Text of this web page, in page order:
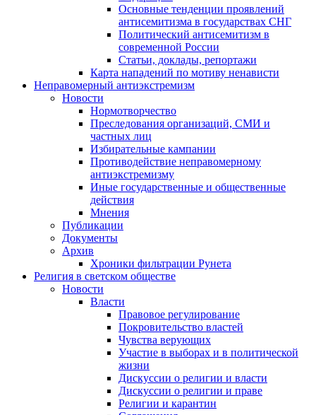
Основные тенденции проявлений
антисемитизма в государствах СНГ
Политический антисемитизм в
современной России
Статьи, доклады, репортажи
Карта нападений по мотиву ненависти
Неправомерный антиэкстремизм
Новости
Нормотворчество
Преследования организаций, СМИ и
частных лиц
Избирательные кампании
Противодействие неправомерному
антиэкстремизму
Иные государственные и общественные
действия
Мнения
Публикации
Документы
Архив
Хроники фильтрации Рунета
Религия в светском обществе
Новости
Власти
Правовое регулирование
Покровительство властей
Чувства верующих
Участие в выборах и в политической
жизни
Дискуссии о религии и власти
Дискуссии о религии и праве
Религии и карантин